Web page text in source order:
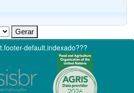
default.indexado???